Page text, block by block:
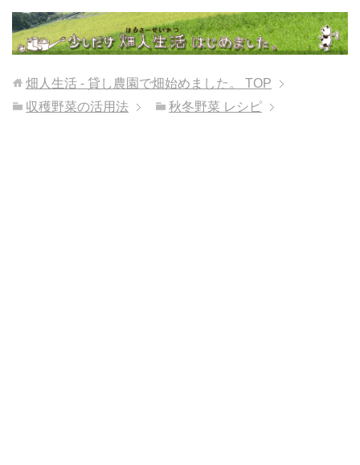
畑人生活 - 貸し農園で畑始めました。
TOP
収穫野菜の活用法
秋冬野菜 レシピ